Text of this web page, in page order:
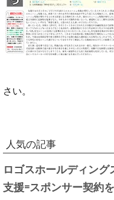
さい。
人気の記事
ロゴスホールディン
支援=スポンサー契約